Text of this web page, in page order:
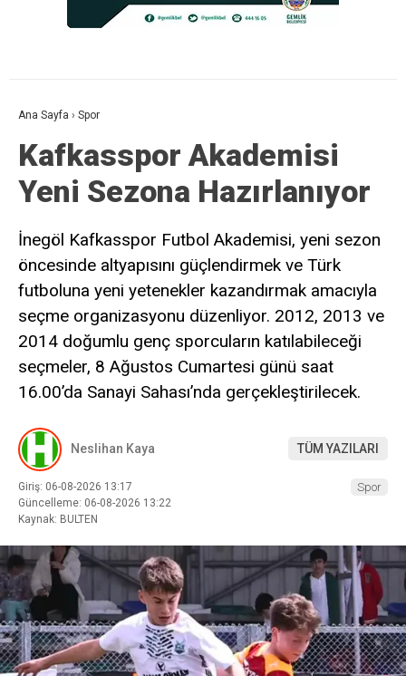
Ana Sayfa › Spor
Kafkasspor Akademisi
Yeni Sezona Hazırlanıyor
İnegöl Kafkasspor Futbol Akademisi, yeni sezon
öncesinde altyapısını güçlendirmek ve Türk
futboluna yeni yetenekler kazandırmak amacıyla
seçme organizasyonu düzenliyor. 2012, 2013 ve
2014 doğumlu genç sporcuların katılabileceği
seçmeler, 8 Ağustos Cumartesi günü saat
16.00’da Sanayi Sahası’nda gerçekleştirilecek.
Neslihan Kaya TÜM YAZILARI
Giriş: 06-08-2026 13:17
Güncelleme: 06-08-2026 13:22
Kaynak: BULTEN
Spor